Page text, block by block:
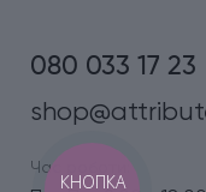
080 033 17 23
Час роботи:
КНОПКА